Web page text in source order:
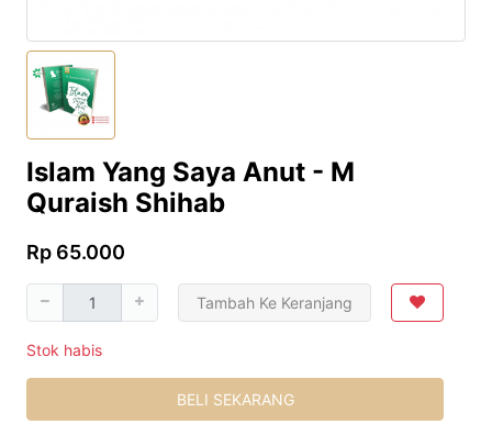
Islam Yang Saya Anut - M
Quraish Shihab
Rp 65.000
Tambah Ke Keranjang
Stok habis
BELI SEKARANG